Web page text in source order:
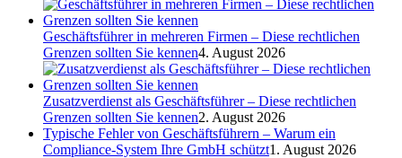
Geschäftsführer in mehreren Firmen – Diese rechtlichen
Grenzen sollten Sie kennen4. August 2026
Zusatzverdienst als Geschäftsführer – Diese rechtlichen
Grenzen sollten Sie kennen2. August 2026
Typische Fehler von Geschäftsführern – Warum ein
Compliance-System Ihre GmbH schützt1. August 2026